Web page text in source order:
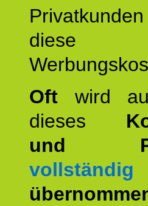
diese
Oft wird
dieses
und
vollständig